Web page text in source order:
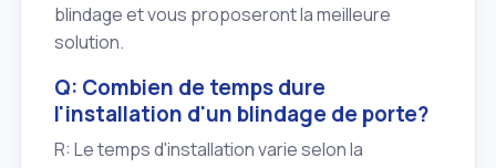
blindage et vous proposeront la meilleure
solution.
Q: Combien de temps dure
l'installation d'un blindage de porte?
R: Le temps d'installation varie selon la